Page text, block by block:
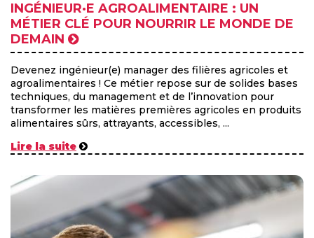
INGÉNIEUR·E AGROALIMENTAIRE : UN
MÉTIER CLÉ POUR NOURRIR LE MONDE DE
DEMAIN
Devenez ingénieur(e) manager des filières agricoles et
agroalimentaires ! Ce métier repose sur de solides bases
techniques, du management et de l’innovation pour
transformer les matières premières agricoles en produits
alimentaires sûrs, attrayants, accessibles, ...
Lire la suite